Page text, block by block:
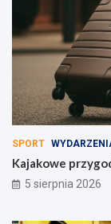
SPORT
Kajakowe
5 sierpnia 2026